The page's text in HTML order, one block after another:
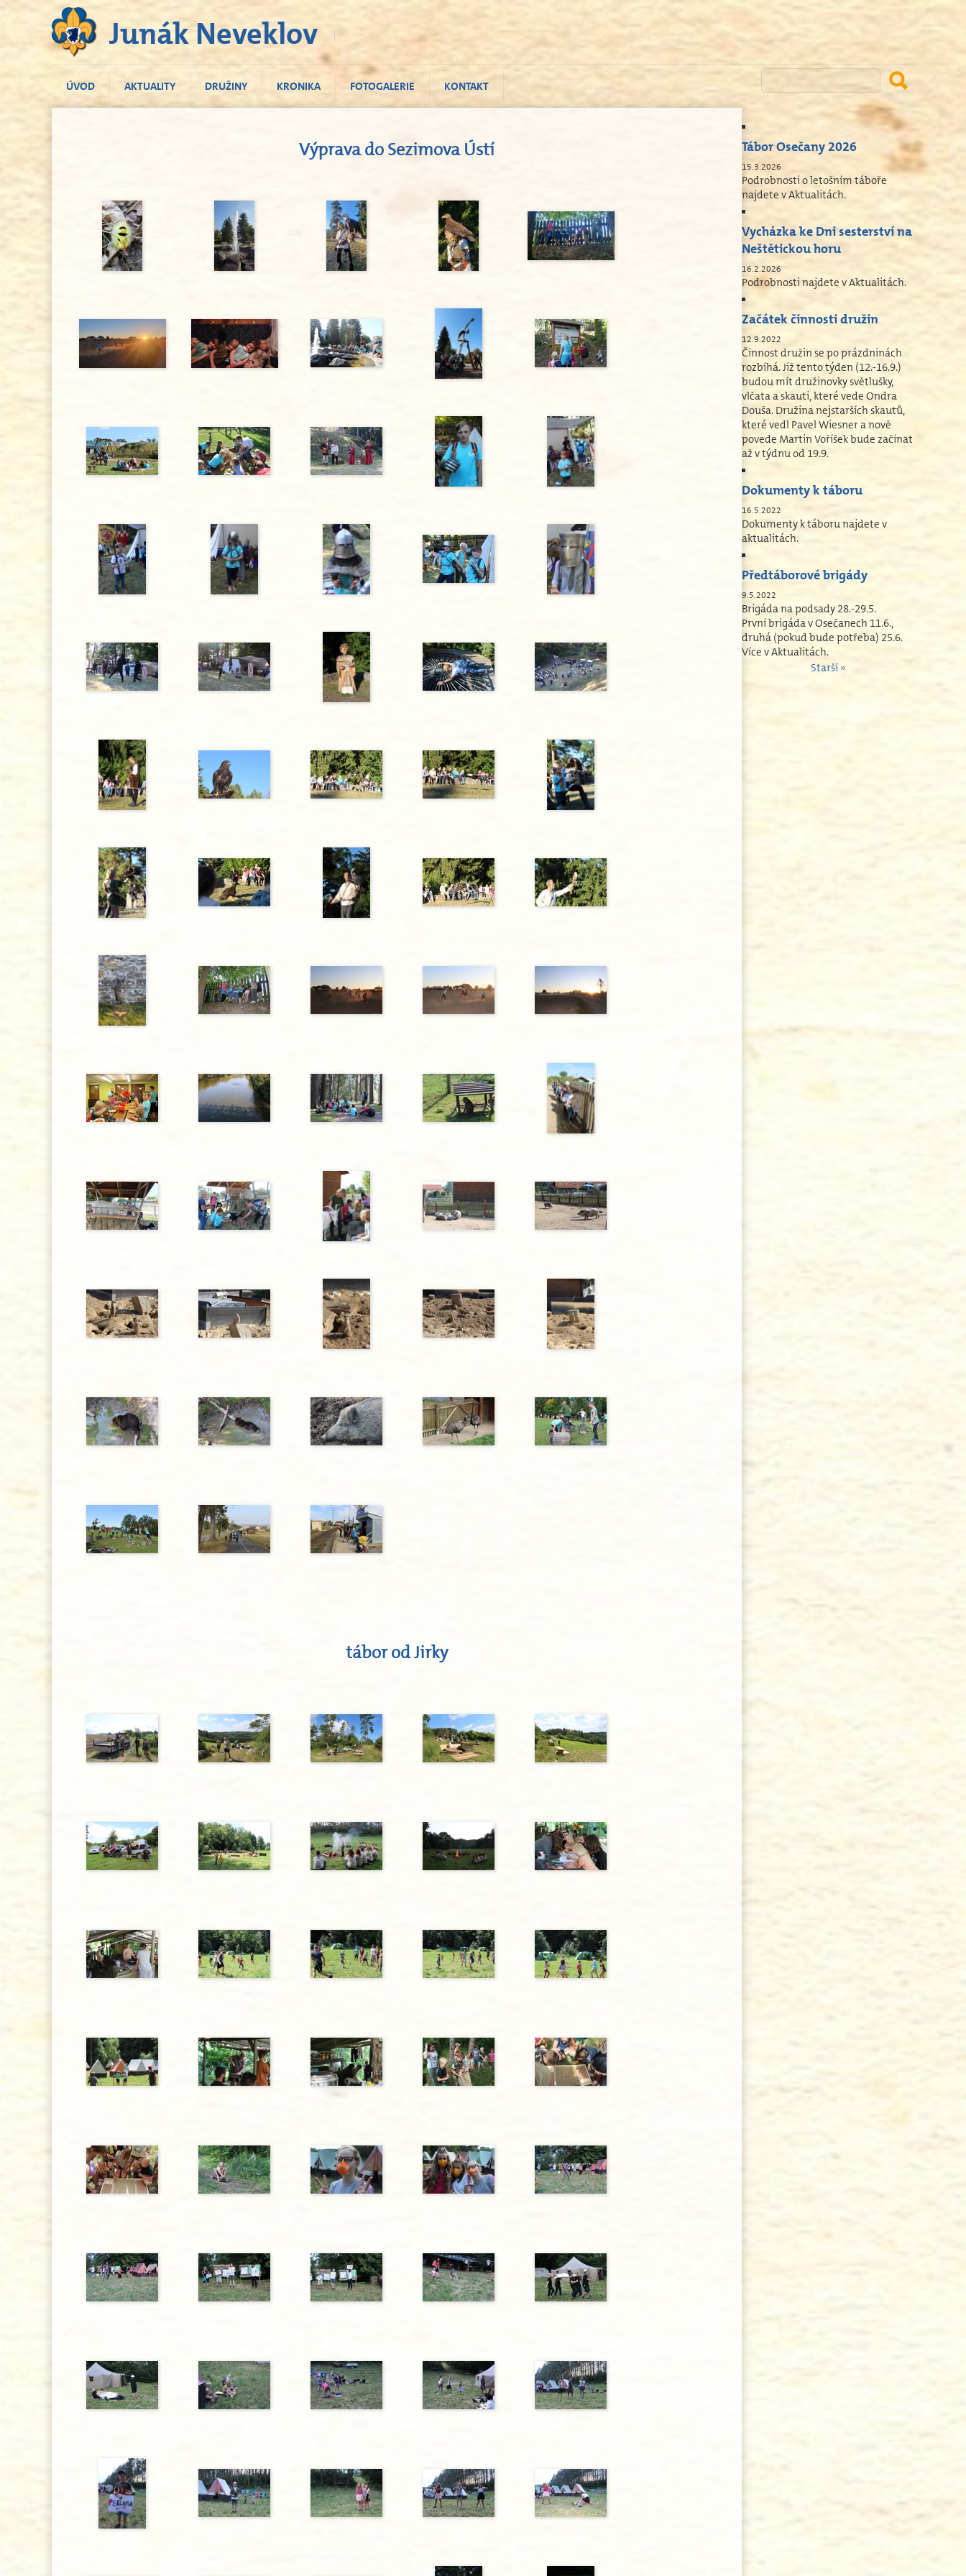
Junák Neveklov
ÚVOD AKTUALITY DRUŽINY KRONIKA FOTOGALERIE KONTAKT
Tábor Osečany 2026
15.3.2026
Podrobnosti o letošním táboře
najdete v Aktualitách.
Vycházka ke Dni sesterství na
Neštětickou horu
16.2.2026
Podrobnosti najdete v Aktualitách.
Začátek činnosti družin
12.9.2022
Činnost družin se po prázdninách
rozbíhá. Již tento týden (12.-16.9.)
budou mít družinovky světlušky,
vlčata a skauti, které vede Ondra
Douša. Družina nejstarších skautů,
které vedl Pavel Wiesner a nově
povede Martin Voříšek bude začínat
až v týdnu od 19.9.
Dokumenty k táboru
16.5.2022
Dokumenty k táboru najdete v
aktualitách.
Předtáborové brigády
9.5.2022
Brigáda na podsady 28.-29.5.
První brigáda v Osečanech 11.6.,
druhá (pokud bude potřeba) 25.6.
Více v Aktualitách.
Starší »
Výprava do Sezimova Ústí
tábor od Jirky